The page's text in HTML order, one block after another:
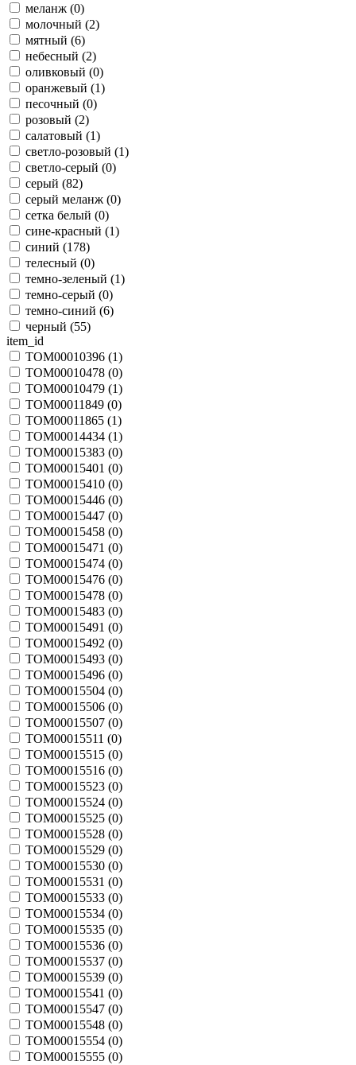
меланж (0)
молочный (2)
мятный (6)
небесный (2)
оливковый (0)
оранжевый (1)
песочный (0)
розовый (2)
салатовый (1)
светло-розовый (1)
светло-серый (0)
серый (82)
серый меланж (0)
сетка белый (0)
сине-красный (1)
синий (178)
телесный (0)
темно-зеленый (1)
темно-серый (0)
темно-синий (6)
черный (55)
item_id
TOM00010396 (1)
TOM00010478 (0)
TOM00010479 (1)
TOM00011849 (0)
TOM00011865 (1)
TOM00014434 (1)
TOM00015383 (0)
TOM00015401 (0)
TOM00015410 (0)
TOM00015446 (0)
TOM00015447 (0)
TOM00015458 (0)
TOM00015471 (0)
TOM00015474 (0)
TOM00015476 (0)
TOM00015478 (0)
TOM00015483 (0)
TOM00015491 (0)
TOM00015492 (0)
TOM00015493 (0)
TOM00015496 (0)
TOM00015504 (0)
TOM00015506 (0)
TOM00015507 (0)
TOM00015511 (0)
TOM00015515 (0)
TOM00015516 (0)
TOM00015523 (0)
TOM00015524 (0)
TOM00015525 (0)
TOM00015528 (0)
TOM00015529 (0)
TOM00015530 (0)
TOM00015531 (0)
TOM00015533 (0)
TOM00015534 (0)
TOM00015535 (0)
TOM00015536 (0)
TOM00015537 (0)
TOM00015539 (0)
TOM00015541 (0)
TOM00015547 (0)
TOM00015548 (0)
TOM00015554 (0)
TOM00015555 (0)